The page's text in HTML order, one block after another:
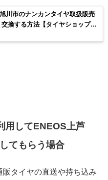
川市のナンカンタイヤ取扱販売
換する方法【タイヤショップま
用してENEOS上芦
てもらう場合
販タイヤの直送や持ち込み